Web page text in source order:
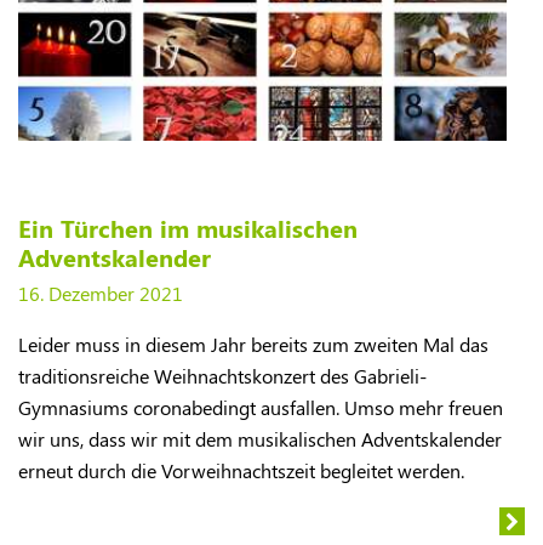
Ein Türchen im musikalischen
Adventskalender
16. Dezember 2021
Leider muss in diesem Jahr bereits zum zweiten Mal das
traditionsreiche Weihnachtskonzert des Gabrieli-
Gymnasiums coronabedingt ausfallen. Umso mehr freuen
wir uns, dass wir mit dem musikalischen Adventskalender
erneut durch die Vorweihnachtszeit begleitet werden.